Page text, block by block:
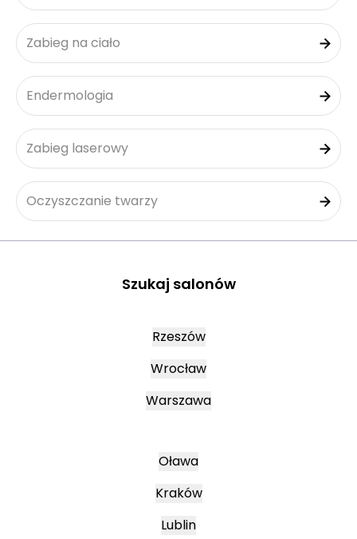
Zabieg na ciało
Endermologia
Zabieg laserowy
Oczyszczanie twarzy
Szukaj salonów
Rzeszów
Wrocław
Warszawa
Oława
Kraków
Lublin